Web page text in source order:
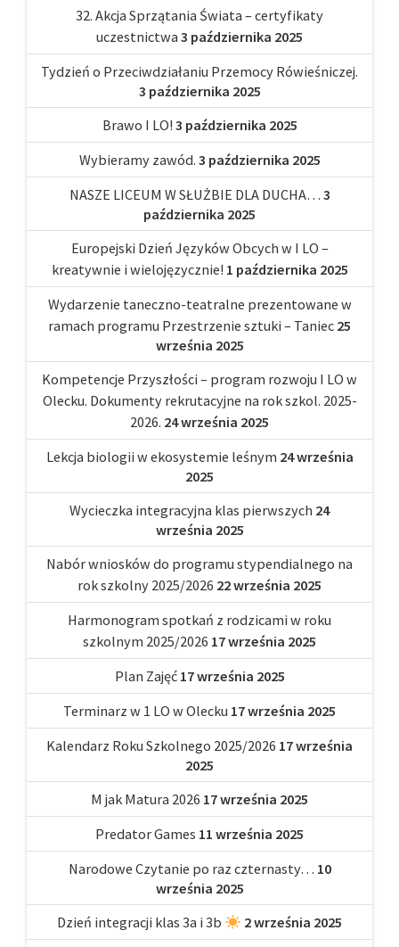
32. Akcja Sprzątania Świata – certyfikaty
uczestnictwa 3 października 2025
Tydzień o Przeciwdziałaniu Przemocy Rówieśniczej.
3 października 2025
Brawo I LO! 3 października 2025
Wybieramy zawód. 3 października 2025
NASZE LICEUM W SŁUŻBIE DLA DUCHA… 3
października 2025
Europejski Dzień Języków Obcych w I LO –
kreatywnie i wielojęzycznie! 1 października 2025
Wydarzenie taneczno-teatralne prezentowane w
ramach programu Przestrzenie sztuki – Taniec 25
września 2025
Kompetencje Przyszłości – program rozwoju I LO w
Olecku. Dokumenty rekrutacyjne na rok szkol. 2025-
2026. 24 września 2025
Lekcja biologii w ekosystemie leśnym 24 września
2025
Wycieczka integracyjna klas pierwszych 24
września 2025
Nabór wniosków do programu stypendialnego na
rok szkolny 2025/2026 22 września 2025
Harmonogram spotkań z rodzicami w roku
szkolnym 2025/2026 17 września 2025
Plan Zajęć 17 września 2025
Terminarz w 1 LO w Olecku 17 września 2025
Kalendarz Roku Szkolnego 2025/2026 17 września
2025
M jak Matura 2026 17 września 2025
Predator Games 11 września 2025
Narodowe Czytanie po raz czternasty… 10
września 2025
Dzień integracji klas 3a i 3b
2 września 2025